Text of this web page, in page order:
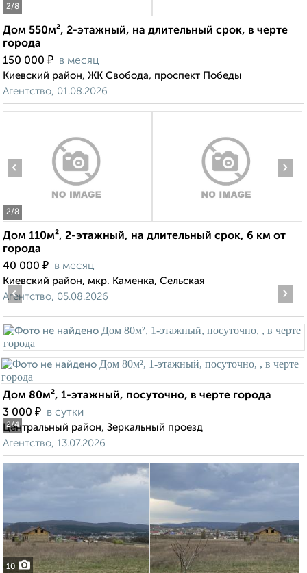
2/8
Дом 550м², 2-этажный, на длительный срок, в черте
города
150 000 ₽ в месяц
Киевский район, ЖК Свобода, проспект Победы
Агентство, 01.08.2026
2/8
‹ ›
Дом 110м², 2-этажный, на длительный срок, 6 км от
города
40 000 ₽ в месяц
Киевский район, мкр. Каменка, Сельская
Агентство, 05.08.2026
2/4
‹ ›
Дом 80м², 1-этажный, посуточно, в черте города
3 000 ₽ в сутки
Центральный район, Зеркальный проезд
Агентство, 13.07.2026
10